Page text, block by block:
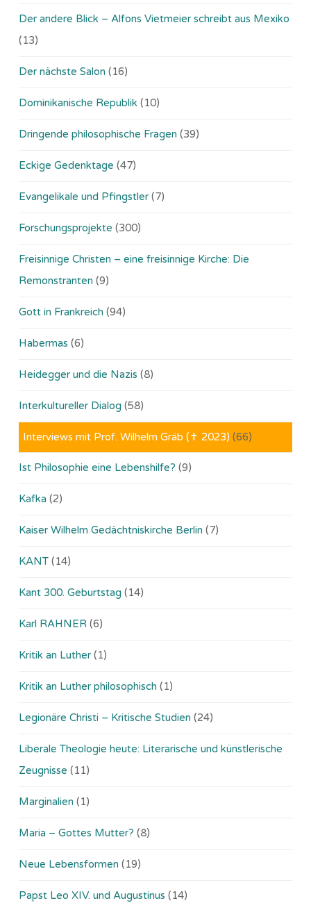
Der andere Blick – Alfons Vietmeier schreibt aus Mexiko
(13)
Der nächste Salon (16)
Dominikanische Republik (10)
Dringende philosophische Fragen (39)
Eckige Gedenktage (47)
Evangelikale und Pfingstler (7)
Forschungsprojekte (300)
Freisinnige Christen – eine freisinnige Kirche: Die
Remonstranten (9)
Gott in Frankreich (94)
Habermas (6)
Heidegger und die Nazis (8)
Interkultureller Dialog (58)
Interviews mit Prof. Wilhelm Gräb (✝ 2023) (66)
Ist Philosophie eine Lebenshilfe? (9)
Kafka (2)
Kaiser Wilhelm Gedächtniskirche Berlin (7)
KANT (14)
Kant 300. Geburtstag (14)
Karl RAHNER (6)
Kritik an Luther (1)
Kritik an Luther philosophisch (1)
Legionäre Christi – Kritische Studien (24)
Liberale Theologie heute: Literarische und künstlerische
Zeugnisse (11)
Marginalien (1)
Maria – Gottes Mutter? (8)
Neue Lebensformen (19)
Papst Leo XIV. und Augustinus (14)